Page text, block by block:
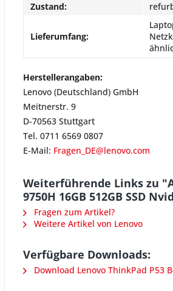
Zustand:
Lieferumfang:
Herstellerangaben:
Lenovo (Deutschland) GmbH
Meitnerstr. 9
D-70563 Stuttgart
Tel. 0711 6569 0807
E-Mail: Fragen_DE@lenovo.com
Weiterführende Links zu
9750H 16GB 512GB SSD
Fragen zum Artikel?
Weitere Artikel von Lenovo
Verfügbare Downloads:
Download Lenovo ThinkPad P53